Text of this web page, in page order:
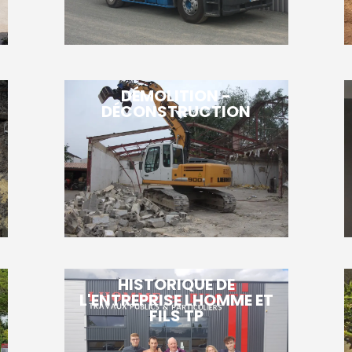
DÉMOLITION -
DÉCONSTRUCTION
HISTORIQUE DE
L'ENTREPRISE LHOMME ET
FILS TP